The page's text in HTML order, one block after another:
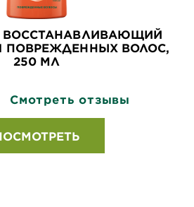
ВОССТАНАВЛИВАЮЩИЙ
ВОЛОС,
250 МЛ
Смотреть отзывы